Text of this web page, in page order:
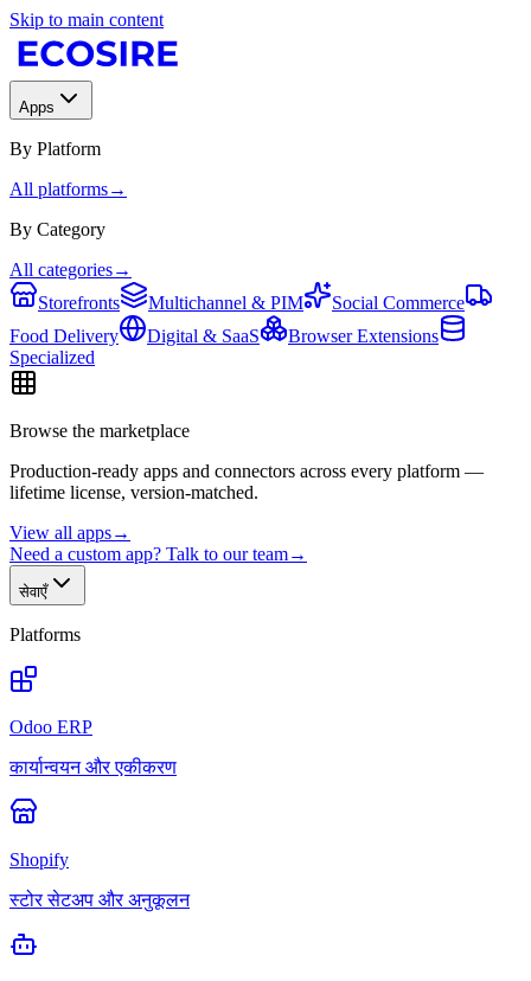
Skip to main content
Apps
By Platform
All platforms→
By Category
All categories→
Storefronts
Multichannel & PIM
Social Commerce
Food Delivery
Digital & SaaS
Browser Extensions
Specialized
Browse the marketplace
Production-ready apps and connectors across every platform —
lifetime license, version-matched.
View all apps→
Need a custom app? Talk to our team→
सेवाएँ
Platforms
Odoo ERP
कार्यान्वयन और एकीकरण
Shopify
स्टोर सेटअप और अनुकूलन